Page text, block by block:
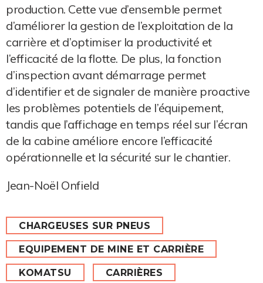
production. Cette vue d’ensemble permet
d’améliorer la gestion de l’exploitation de la
carrière et d’optimiser la productivité et
l’efficacité de la flotte. De plus, la fonction
d’inspection avant démarrage permet
d’identifier et de signaler de manière proactive
les problèmes potentiels de l’équipement,
tandis que l’affichage en temps réel sur l’écran
de la cabine améliore encore l’efficacité
opérationnelle et la sécurité sur le chantier.
Jean-Noël Onfield
CHARGEUSES SUR PNEUS
EQUIPEMENT DE MINE ET CARRIÈRE
KOMATSU CARRIÈRES